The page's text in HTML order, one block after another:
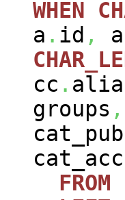
WHEN
a . id , a
cc .
groups ,
cat_pub
FROM